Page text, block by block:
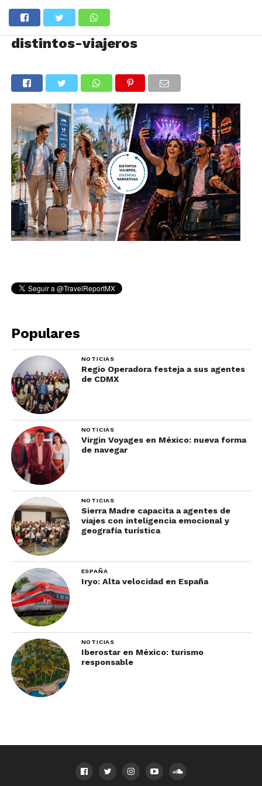
distintos-viajeros
Populares
NOTICIAS
Regio Operadora festeja a sus agentes
de CDMX
NOTICIAS
Virgin Voyages en México: nueva forma
de navegar
NOTICIAS
Sierra Madre capacita a agentes de
viajes con inteligencia emocional y
geografía turística
ESPAÑA
Iryo: Alta velocidad en España
NOTICIAS
Iberostar en México: turismo
responsable